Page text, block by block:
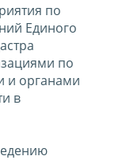
по
Единого
по
и органами
в